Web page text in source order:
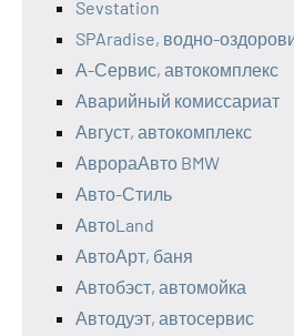
Sevstation
SPAradise, водно-
А-Сервис, автокомплекс
Аварийный комиссариат
Август, автокомплекс
АврораАвто BMW
Авто-Стиль
АвтоLand
АвтоАрт, баня
Автобэст, автомойка
Автодуэт, автосервис